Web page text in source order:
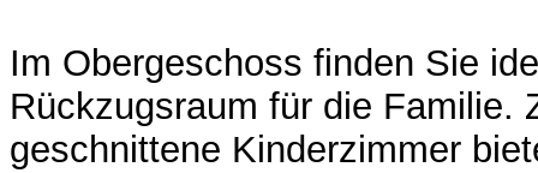
Im Obergeschoss finden Sie
Rückzugsraum für die Familie.
geschnittene Kinderzimmer